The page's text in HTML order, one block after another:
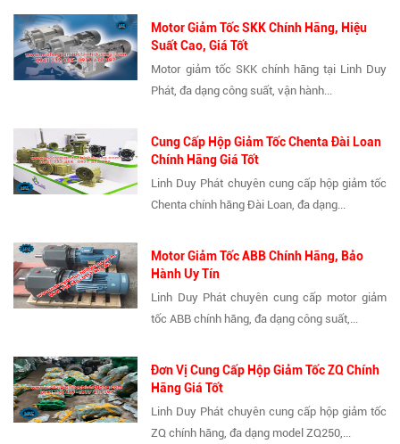
Motor Giảm Tốc SKK Chính Hãng, Hiệu
Suất Cao, Giá Tốt
Motor giảm tốc SKK chính hãng tại Linh Duy
Phát, đa dạng công suất, vận hành...
Cung Cấp Hộp Giảm Tốc Chenta Đài Loan
Chính Hãng Giá Tốt
Linh Duy Phát chuyên cung cấp hộp giảm tốc
Chenta chính hãng Đài Loan, đa dạng...
Motor Giảm Tốc ABB Chính Hãng, Bảo
Hành Uy Tín
Linh Duy Phát chuyên cung cấp motor giảm
tốc ABB chính hãng, đa dạng công suất,...
Đơn Vị Cung Cấp Hộp Giảm Tốc ZQ Chính
Hãng Giá Tốt
Linh Duy Phát chuyên cung cấp hộp giảm tốc
ZQ chính hãng, đa dạng model ZQ250,...